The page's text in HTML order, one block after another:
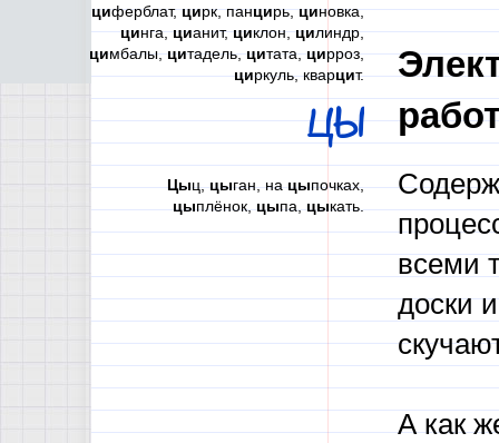
циферблат,цирк, панцирь,циновка,
цинга,цианит,циклон,цилиндр,
цимбалы,цитадель,цитата,цирроз,
циркуль, кварцит.
ЦЫ
Цыц,цыган, нацыпочках,
цыплёнок,цыпа,цыкать.
всеми
доски
А как